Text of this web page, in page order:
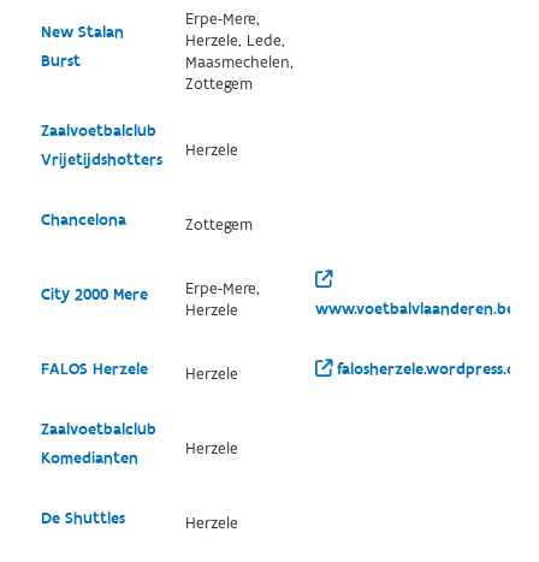
New Stalan
Burst
Erpe-Mere,
Herzele, Lede,
Maasmechelen,
Zottegem
Zaalvoetbalclub
Vrijetijdshotters
Herzele
Chancelona Zottegem
City 2000 Mere
Erpe-Mere,
Herzele
www.voetbalvlaanderen.be/
FALOS Herzele Herzele
Zaalvoetbalclub
Komedianten
Herzele
De Shuttles Herzele